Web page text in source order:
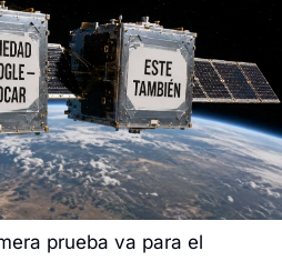
prueba va para el